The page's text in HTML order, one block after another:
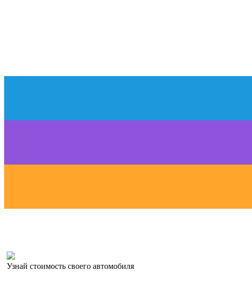
Узнай стоимость своего автомобиля